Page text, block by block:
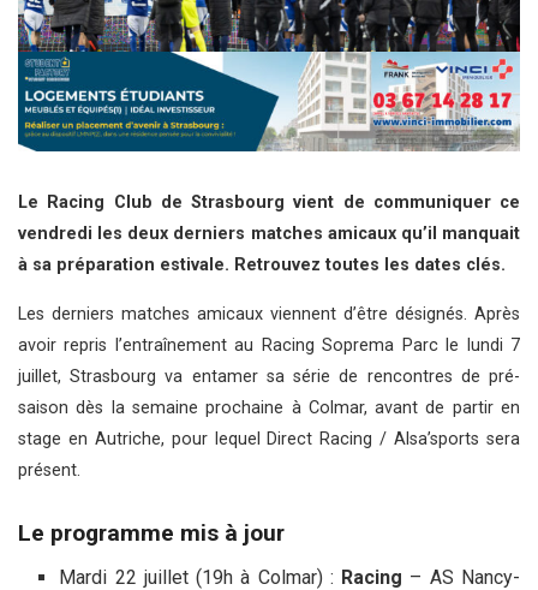
Le Racing Club de Strasbourg vient de communiquer ce
vendredi les deux derniers matches amicaux qu’il manquait
à sa préparation estivale. Retrouvez toutes les dates clés.
Les derniers matches amicaux viennent d’être désignés. Après
avoir repris l’entraînement au Racing Soprema Parc le lundi 7
juillet, Strasbourg va entamer sa série de rencontres de pré-
saison dès la semaine prochaine à Colmar, avant de partir en
stage en Autriche, pour lequel Direct Racing / Alsa’sports sera
présent.
Le programme mis à jour
Mardi 22 juillet (19h à Colmar) : Racing – AS Nancy-